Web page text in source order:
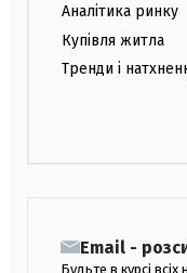
Аналітика ринку
Купівля житла
Тренди і
Email -
Будьте в курсі